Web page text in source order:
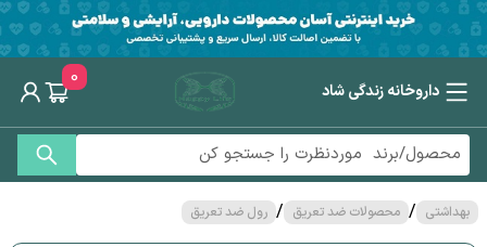
داروخانه زندگی شاد
0
بهداشتی / محصولات ضد تعریق / رول ضد تعریق